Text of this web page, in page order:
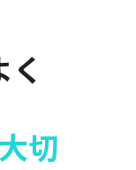
切